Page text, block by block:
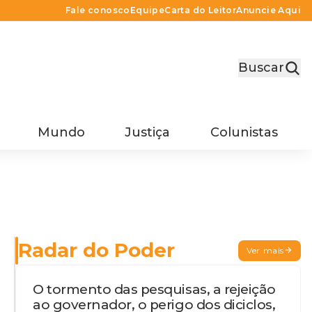
Fale conosco EquipeCarta do LeitorAnuncie Aqui
Buscar
Mundo Justiça Colunistas
Radar do Poder Ver mais
O tormento das pesquisas, a rejeição
ao governador, o perigo dos diciclos,